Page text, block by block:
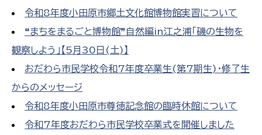
令和8年度小田原市郷土文化館博物館実習について
❝まちをまるごと博物館❞自然編in江之浦「磯の生物を
観察しよう」【5月30日(土)】
おだわら市民学校令和7年度卒業生(第7期生)・修了生
からのメッセージ
令和8年度小田原市尊徳記念館の臨時休館について
令和7年度おだわら市民学校卒業式を開催しました